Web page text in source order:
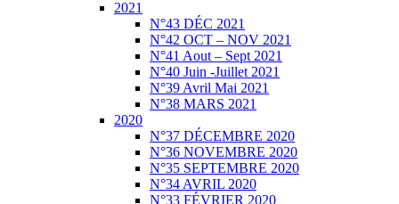
2021
N°43 DÉC 2021
N°42 OCT – NOV 2021
N°41 Aout – Sept 2021
N°40 Juin -Juillet 2021
N°39 Avril Mai 2021
N°38 MARS 2021
2020
N°37 DÉCEMBRE 2020
N°36 NOVEMBRE 2020
N°35 SEPTEMBRE 2020
N°34 AVRIL 2020
N°33 FÉVRIER 2020